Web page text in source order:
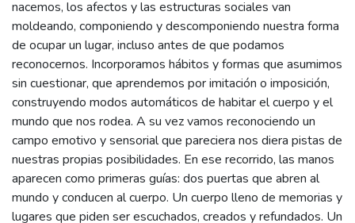
nacemos, los afectos y las estructuras sociales van
moldeando, componiendo y descomponiendo nuestra forma
de ocupar un lugar, incluso antes de que podamos
reconocernos. Incorporamos hábitos y formas que asumimos
sin cuestionar, que aprendemos por imitación o imposición,
construyendo modos automáticos de habitar el cuerpo y el
mundo que nos rodea. A su vez vamos reconociendo un
campo emotivo y sensorial que pareciera nos diera pistas de
nuestras propias posibilidades. En ese recorrido, las manos
aparecen como primeras guías: dos puertas que abren al
mundo y conducen al cuerpo. Un cuerpo lleno de memorias y
lugares que piden ser escuchados, creados y refundados. Un